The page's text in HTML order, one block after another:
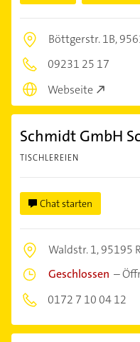
Böttgerstr. 1B,
09231 25 17
Webseite
Schmidt GmbH
TISCHLEREIEN
Chat starten
Waldstr. 1,95195
Geschlossen –
0172 7 10 04 12